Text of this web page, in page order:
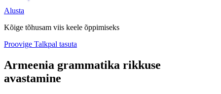
Alusta
Kõige tõhusam viis keele õppimiseks
Proovige Talkpal tasuta
Armeenia grammatika rikkuse
avastamine